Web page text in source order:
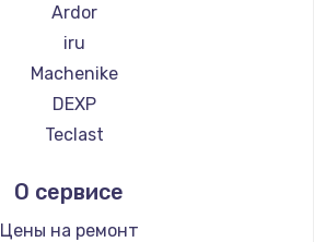
Ardor
iru
Machenike
DEXP
Teclast
Beelink
CHUWI
О сервисе
Цены на ремонт